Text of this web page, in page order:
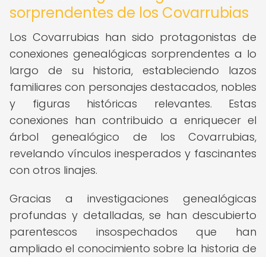
sorprendentes de los Covarrubias
Los Covarrubias han sido protagonistas de
conexiones genealógicas sorprendentes a lo
largo de su historia, estableciendo lazos
familiares con personajes destacados, nobles
y figuras históricas relevantes. Estas
conexiones han contribuido a enriquecer el
árbol genealógico de los Covarrubias,
revelando vínculos inesperados y fascinantes
con otros linajes.
Gracias a investigaciones genealógicas
profundas y detalladas, se han descubierto
parentescos insospechados que han
ampliado el conocimiento sobre la historia de